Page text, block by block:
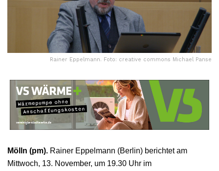
Rainer Eppelmann. Foto: creative commons Michael Panse
Mölln (pm). Rainer Eppelmann (Berlin) berichtet am
Mittwoch, 13. November, um 19.30 Uhr im